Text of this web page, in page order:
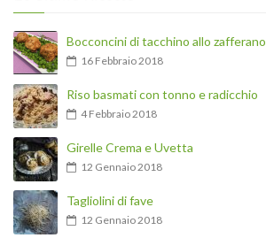
Bocconcini di tacchino allo zafferano
16 Febbraio 2018
Riso basmati con tonno e radicchio
4 Febbraio 2018
Girelle Crema e Uvetta
12 Gennaio 2018
Tagliolini di fave
12 Gennaio 2018